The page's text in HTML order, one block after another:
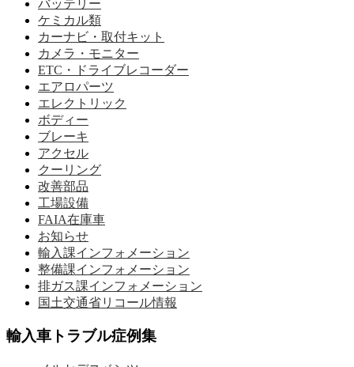
バッテリー
ケミカル類
カーナビ・取付キット
カメラ・モニター
ETC・ドライブレコーダー
エアロパーツ
エレクトリック
ボディー
ブレーキ
アクセル
クーリング
改善部品
工場設備
FAIA在庫車
お知らせ
輸入課インフォメーション
整備課インフォメーション
排ガス課インフォメーション
国土交通省リコール情報
輸入車トラブル症例集